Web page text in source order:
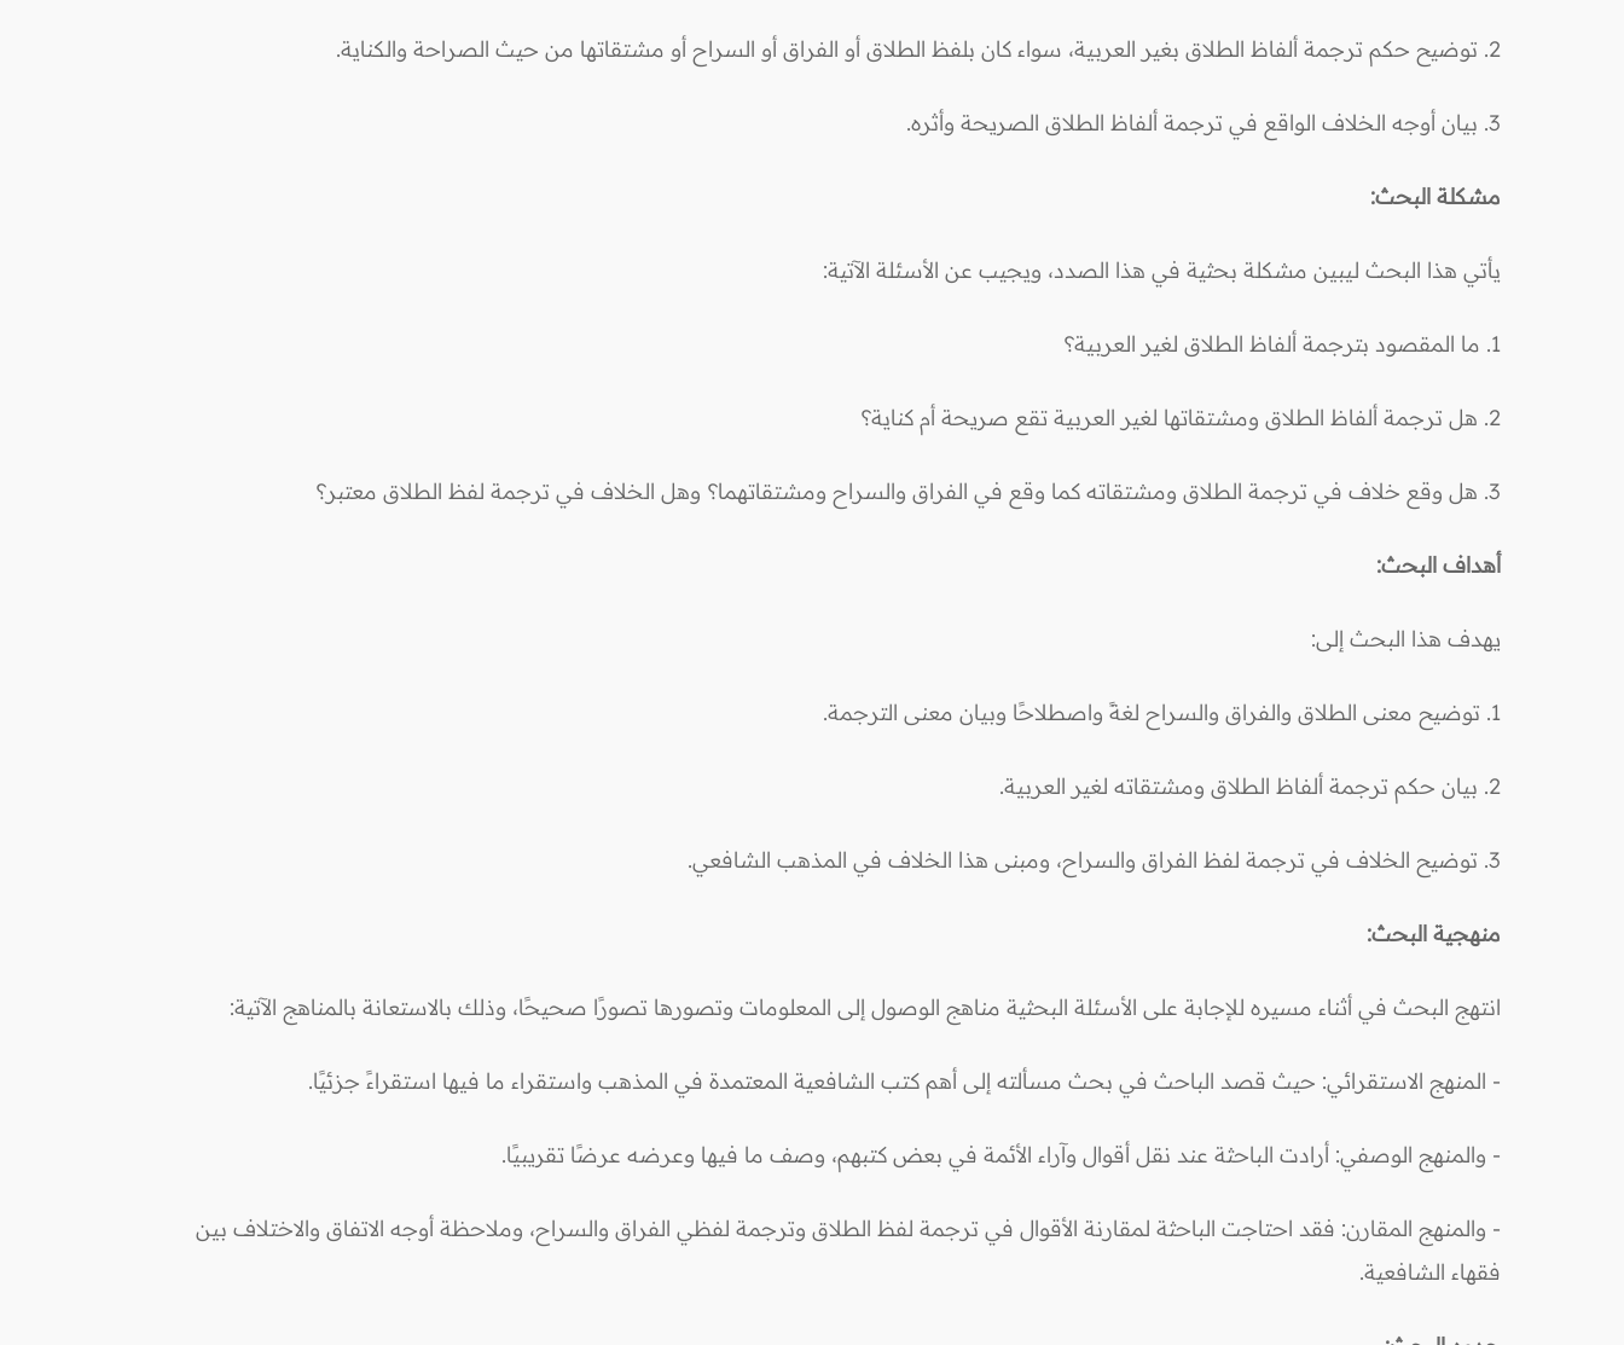
2. توضيح حكم ترجمة ألفاظ الطلاق بغير العربية، سواء كان بلفظ الطلاق أو الفراق أو السراح أو مشتقاتها من حيث الصراحة والكناية.
3. بيان أوجه الخلاف الواقع في ترجمة ألفاظ الطلاق الصريحة وأثره.
مشكلة البحث:
يأتي هذا البحث ليبين مشكلة بحثية في هذا الصدد، ويجيب عن الأسئلة الآتية:
1. ما المقصود بترجمة ألفاظ الطلاق لغير العربية؟
2. هل ترجمة ألفاظ الطلاق ومشتقاتها لغير العربية تقع صريحة أم كناية؟
3. هل وقع خلاف في ترجمة الطلاق ومشتقاته كما وقع في الفراق والسراح ومشتقاتهما؟ وهل الخلاف في ترجمة لفظ الطلاق معتبر؟
أهداف البحث:
يهدف هذا البحث إلى:
1. توضيح معنى الطلاق والفراق والسراح لغةً واصطلاحًا وبيان معنى الترجمة.
2. بيان حكم ترجمة ألفاظ الطلاق ومشتقاته لغير العربية.
3. توضيح الخلاف في ترجمة لفظ الفراق والسراح، ومبنى هذا الخلاف في المذهب الشافعي.
منهجية البحث:
انتهج البحث في أثناء مسيره للإجابة على الأسئلة البحثية مناهج الوصول إلى المعلومات وتصورها تصورًا صحيحًا، وذلك بالاستعانة بالمناهج الآتية:
- المنهج الاستقرائي: حيث قصد الباحث في بحث مسألته إلى أهم كتب الشافعية المعتمدة في المذهب واستقراء ما فيها استقراءً جزئيًا.
- والمنهج الوصفي: أرادت الباحثة عند نقل أقوال وآراء الأئمة في بعض كتبهم، وصف ما فيها وعرضه عرضًا تقريبيًا.
- والمنهج المقارن: فقد احتاجت الباحثة لمقارنة الأقوال في ترجمة لفظ الطلاق وترجمة لفظي الفراق والسراح، وملاحظة أوجه الاتفاق والاختلاف بين
فقهاء الشافعية.